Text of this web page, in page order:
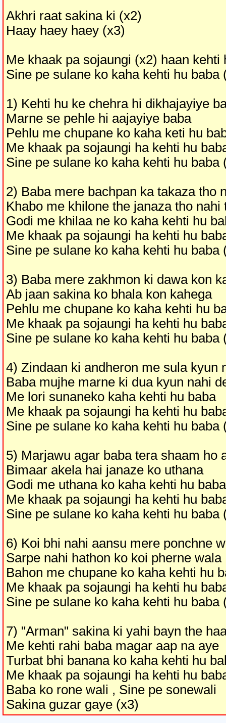
Akhri raat sakina ki (x2)
Haay haey haey (x3)
Me khaak pa sojaungi (x2) haan kehti
Sine pe sulane ko kaha kehti hu baba
1) Kehti hu ke chehra hi dikhajayiye
Marne se pehle hi aajayiye baba
Pehlu me chupane ko kaha keti hu
Me khaak pa sojaungi ha kehti hu
Sine pe sulane ko kaha kehti hu baba
2) Baba mere bachpan ka takaza tho
Khabo me khilone the janaza tho nahi
Godi me khilaa ne ko kaha kehti hu
Me khaak pa sojaungi ha kehti hu
Sine pe sulane ko kaha kehti hu baba
3) Baba mere zakhmon ki dawa kon
Ab jaan sakina ko bhala kon kahega
Pehlu me chupane ko kaha kehti hu
Me khaak pa sojaungi ha kehti hu
Sine pe sulane ko kaha kehti hu baba
4) Zindaan ki andheron me sula kyun
Baba mujhe marne ki dua kyun nahi
Me lori sunaneko kaha kehti hu baba
Me khaak pa sojaungi ha kehti hu
Sine pe sulane ko kaha kehti hu baba
5) Marjawu agar baba tera shaam ho
Bimaar akela hai janaze ko uthana
Godi me uthana ko kaha kehti hu baba
Me khaak pa sojaungi ha kehti hu
Sine pe sulane ko kaha kehti hu baba
6) Koi bhi nahi aansu mere ponchne
Sarpe nahi hathon ko koi pherne wala
Bahon me chupane ko kaha kehti hu
Me khaak pa sojaungi ha kehti hu
Sine pe sulane ko kaha kehti hu baba
7) "Arman" sakina ki yahi bayn the
Me kehti rahi baba magar aap na aye
Turbat bhi banana ko kaha kehti hu
Me khaak pa sojaungi ha kehti hu
Baba ko rone wali , Sine pe sonewali
Sakina guzar gaye (x3)